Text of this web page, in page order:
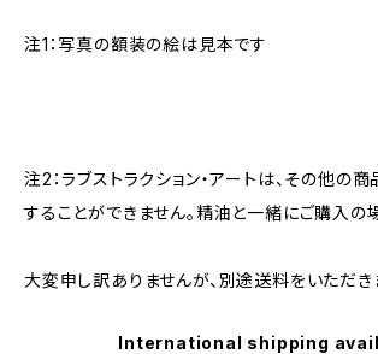
注1：写真の額装の絵は見本です
注2：ラブストラクション・アートは、その他の
することができません。精油と一緒にご購入の
大変申し訳ありませんが、別途送料をいただき
International shipping